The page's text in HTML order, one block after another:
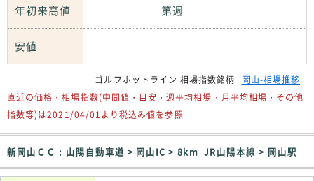
年初来高値 第週
安値
ゴルフホットライン 相場指数銘柄
岡山-相場推移
直近の価格・相場指数(中間値・目安・週平均相場・月平均相場・その他
指数等)は2021/04/01より税込み値を参照
新岡山ＣＣ : 山陽自動車道 > 岡山IC > 8km JR山陽本線 > 岡山駅